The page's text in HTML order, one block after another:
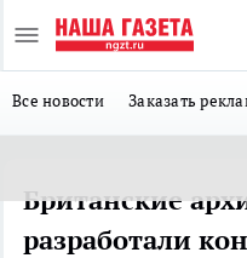
Все новости Заказать
Британские
разработали